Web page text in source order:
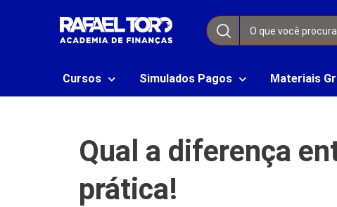
Cursos Simulados Pagos Materiais
Qual a diferença
prática!